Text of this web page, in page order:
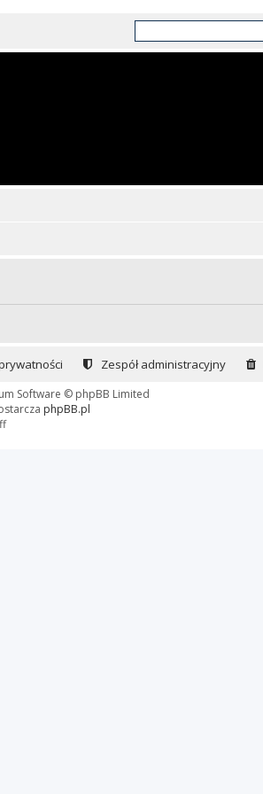
Zespół administracyjny
Software © phpBB Limited
phpBB.pl